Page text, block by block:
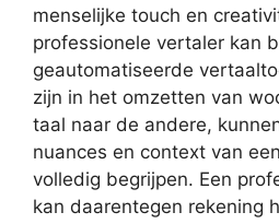
menselijke touch en
professionele vertaler kan
geautomatiseerde
zijn in het omzetten van
taal naar de andere,
nuances en context van
volledig begrijpen. Een
kan daarentegen rekening